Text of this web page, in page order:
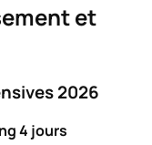
et
2026
4 jours